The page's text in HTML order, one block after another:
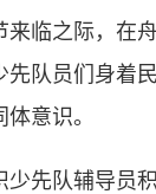
之际，在舟
先队员们身着
意识。
队辅导员积